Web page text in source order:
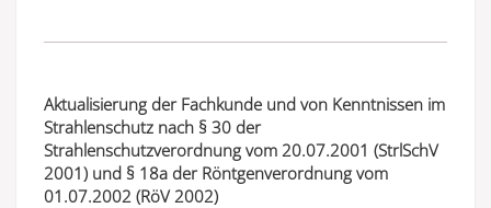
Aktualisierung der Fachkunde und von Kenntnissen im
Strahlenschutz nach § 30 der
Strahlenschutzverordnung vom 20.07.2001 (StrlSchV
2001) und § 18a der Röntgenverordnung vom
01.07.2002 (RöV 2002)